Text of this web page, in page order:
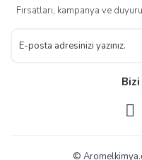
Fırsatları, kampanya ve
©